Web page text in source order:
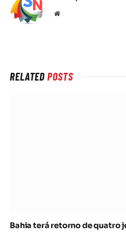
Local
RELATEDPOSTS
Bahia terá retorno de quatro